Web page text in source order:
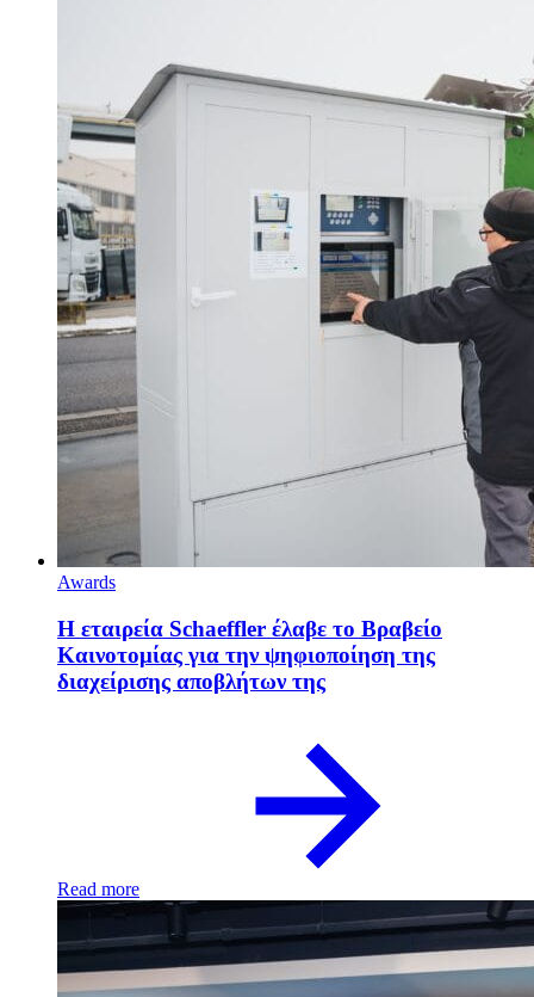
Awards
Η εταιρεία Schaeffler έλαβε το Βραβείο
Καινοτομίας για την ψηφιοποίηση της
διαχείρισης αποβλήτων της
Read more